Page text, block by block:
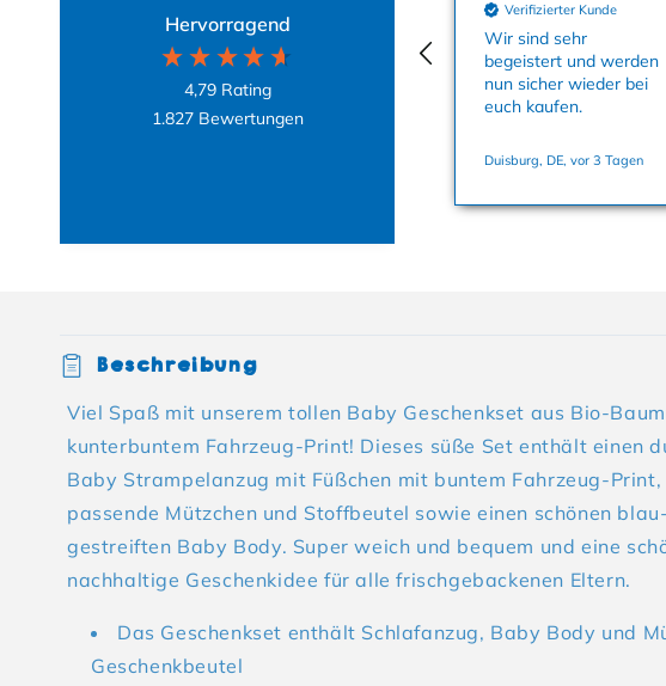
Hervorragend
4,79 Rating
1.827 Bewertungen
Verifizierter Kunde
Wir sind sehr
begeistert und werden
nun sicher wieder bei
euch kaufen.
Duisburg, DE, vor 3 Tagen
Einklappbarer Inhalt
Beschreibung
Viel Spaß mit unserem tollen Baby Geschenkset aus Bio-
kunterbuntem Fahrzeug-Print! Dieses süße Set enthält einen
Baby Strampelanzug mit Füßchen mit buntem Fahrzeug-Print,
passende Mützchen und Stoffbeutel sowie einen schönen
gestreiften Baby Body. Super weich und bequem und eine
nachhaltige Geschenkidee für alle frischgebackenen Eltern.
Das Geschenkset enthält Schlafanzug, Baby Body und
Geschenkbeutel